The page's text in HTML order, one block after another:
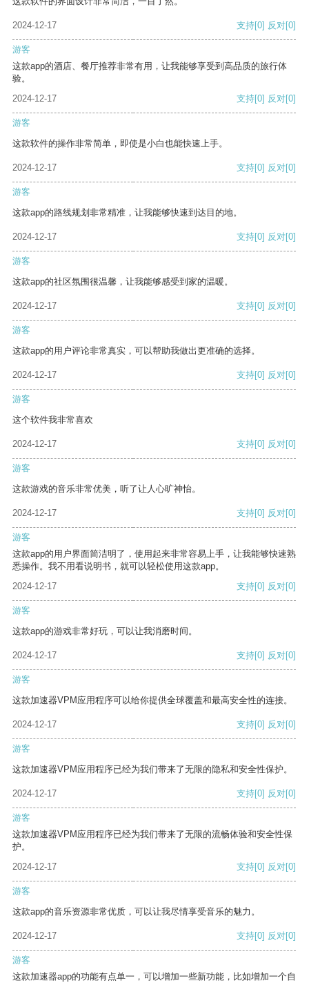
2024-12-17 支持[0] 反对[0]
游客
这款app的酒店、餐厅推荐非常有用，让我能够享受到高品质的旅行体
验。
2024-12-17
支持[0] 反对[0]
游客
这款软件的操作非常简单，即使是小白也能快速上手。
2024-12-17 支持[0] 反对[0]
游客
这款app的路线规划非常精准，让我能够快速到达目的地。
2024-12-17 支持[0] 反对[0]
游客
这款app的社区氛围很温馨，让我能够感受到家的温暖。
2024-12-17 支持[0] 反对[0]
游客
这款app的用户评论非常真实，可以帮助我做出更准确的选择。
2024-12-17 支持[0] 反对[0]
游客
这个软件我非常喜欢
2024-12-17 支持[0] 反对[0]
游客
这款游戏的音乐非常优美，听了让人心旷神怡。
2024-12-17 支持[0] 反对[0]
游客
这款app的用户界面简洁明了，使用起来非常容易上手，让我能够快速熟
悉操作。我不用看说明书，就可以轻松使用这款app。
2024-12-17
支持[0] 反对[0]
游客
这款app的游戏非常好玩，可以让我消磨时间。
2024-12-17 支持[0] 反对[0]
游客
这款加速器VPM应用程序可以给你提供全球覆盖和最高安全性的连接。
2024-12-17 支持[0] 反对[0]
游客
这款加速器VPM应用程序已经为我们带来了无限的隐私和安全性保护。
2024-12-17 支持[0] 反对[0]
游客
这款加速器VPM应用程序已经为我们带来了无限的流畅体验和安全性保
护。
2024-12-17
支持[0] 反对[0]
游客
这款app的音乐资源非常优质，可以让我尽情享受音乐的魅力。
2024-12-17 支持[0] 反对[0]
游客
这款加速器app的功能有点单一，可以增加一些新功能，比如增加一个自